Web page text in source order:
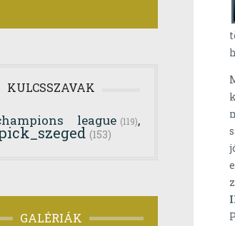
KULCSSZAVAK
league (119),
(153)
GALÉRIÁK